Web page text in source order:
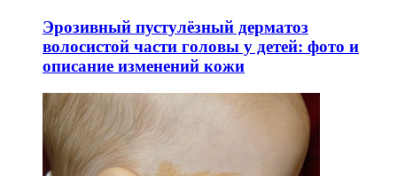
Эрозивный пустулёзный дерматоз
волосистой части головы у детей: фото и
описание изменений кожи